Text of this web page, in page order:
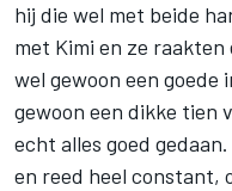
hij die wel met beide
met Kimi en ze
wel gewoon een
gewoon een dikke tien
echt alles goed
en reed heel constant,